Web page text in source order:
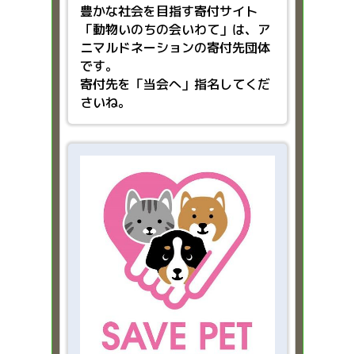
豊かな社会を目指す寄付サイト
「動物いのちの会いわて」は、ア
ニマルドネーションの寄付先団体
です。
寄付先を「当会へ」指名してくだ
さいね。